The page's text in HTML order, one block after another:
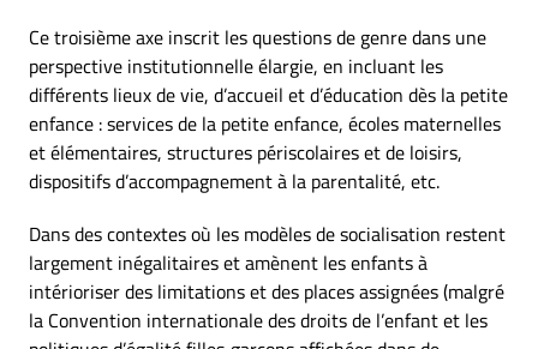
Ce troisième axe inscrit les questions de genre dans une
perspective institutionnelle élargie, en incluant les
différents lieux de vie, d’accueil et d’éducation dès la petite
enfance : services de la petite enfance, écoles maternelles
et élémentaires, structures périscolaires et de loisirs,
dispositifs d’accompagnement à la parentalité, etc.
Dans des contextes où les modèles de socialisation restent
largement inégalitaires et amènent les enfants à
intérioriser des limitations et des places assignées (malgré
la Convention internationale des droits de l’enfant et les